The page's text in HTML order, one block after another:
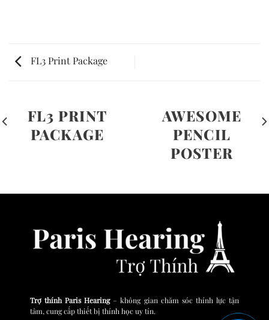
FL3 Print Package
FL3 PRINT
PACKAGE
AWESOME
PENCIL
POSTER
Trợ thính Paris Hearing– không gian chăm sóc thính lực tận
tâm, cung cấp thiết bị thính học uy tín.